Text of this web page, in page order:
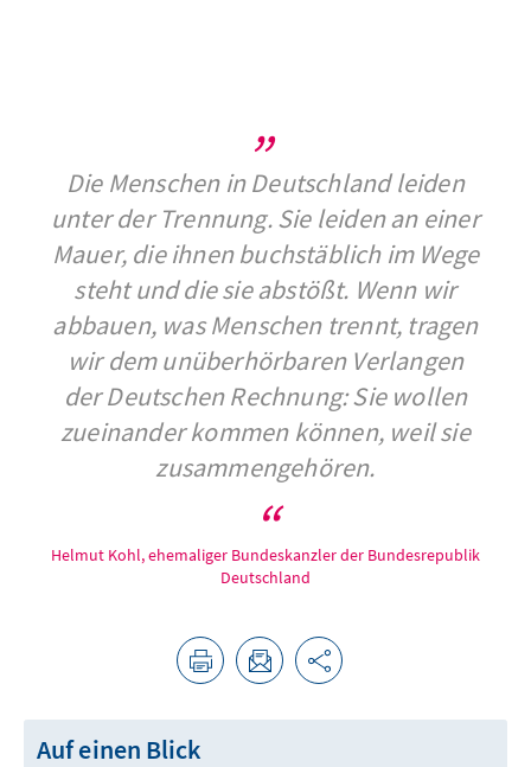
Die Menschen in Deutschland leiden
unter der Trennung. Sie leiden an einer
Mauer, die ihnen buchstäblich im Wege
steht und die sie abstößt. Wenn wir
abbauen, was Menschen trennt, tragen
wir dem unüberhörbaren Verlangen
der Deutschen Rechnung: Sie wollen
zueinander kommen können, weil sie
zusammengehören.
Helmut Kohl, ehemaliger Bundeskanzler der Bundesrepublik
Deutschland
Auf einen Blick